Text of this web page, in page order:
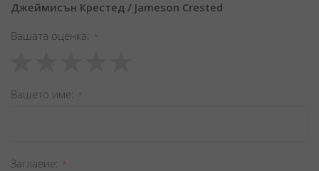
Джеймисън Крестед / Jameson Crested
Вашата оценка
star
stars
stars
stars
stars
Вашето име
Заглавиe